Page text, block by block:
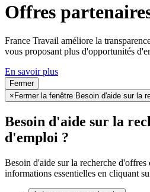
Offres
France Travail améliore la
vous proposant plus d'opportunités
En savoir plus
Fermer
× Fermer la fenêtre Besoin d'aide sur la
Besoin d'aide sur la
d'emploi ?
Besoin d'aide sur la recherche d'offres
informations essentielles en cliquant